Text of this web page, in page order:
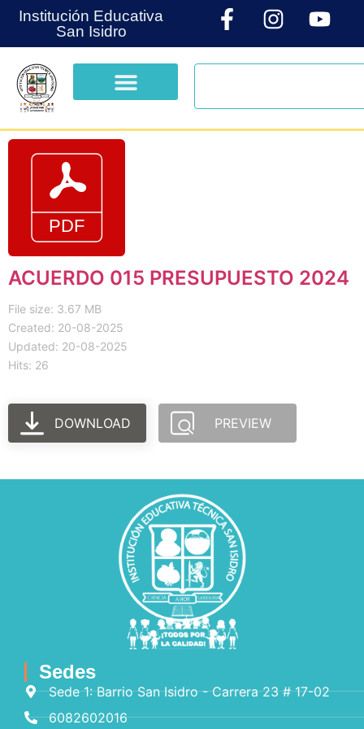
Institución Educativa
San Isidro
ACUERDO 015 PRESUPUESTO 2024
File size: 3.67 MB
Created: 20-08-2025
Updated: 20-08-2025
Hits: 26
DOWNLOAD PREVIEW
Sedes
Sede 1: Barrio San Isidro - Carrera 23 # 17-02
6082602016